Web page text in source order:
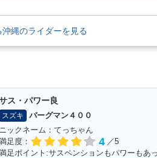
縄のライダーを見る
ス・パワー良
スズキ
バーグマン４００
ニックネーム：てっちゃん
足度：
4 ／5
足ポイント:サスペンションもパワーもあ